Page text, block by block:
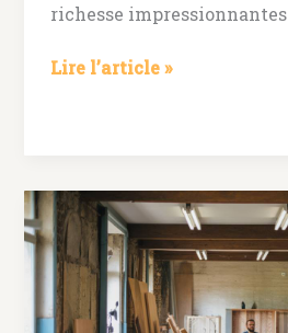
richesse impressionnantes
Ébénisterie
travail
du
bois
pour
des
Lire l’article »